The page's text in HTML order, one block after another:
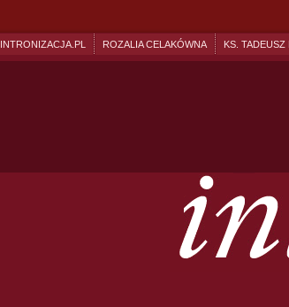
INTRONIZACJA.PL ROZALIA CELAKÓWNA KS. TADEUSZ